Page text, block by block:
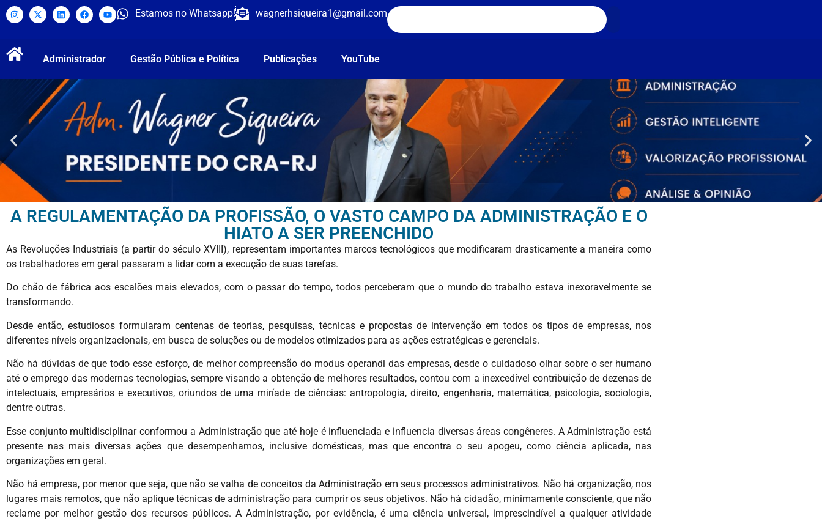
Estamos no Whatsapp! wagnerhsiqueira1@gmail.com
Administrador Gestão Pública e Política Publicações YouTube
A REGULAMENTAÇÃO DA PROFISSÃO, O VASTO CAMPO DA ADMINISTRAÇÃO E O
HIATO A SER PREENCHIDO
As Revoluções Industriais (a partir do século XVIII), representam importantes marcos tecnológicos que modificaram drasticamente a maneira como
os trabalhadores em geral passaram a lidar com a execução de suas tarefas.
Do chão de fábrica aos escalões mais elevados, com o passar do tempo, todos perceberam que o mundo do trabalho estava inexoravelmente se
transformando.
Desde então, estudiosos formularam centenas de teorias, pesquisas, técnicas e propostas de intervenção em todos os tipos de empresas, nos
diferentes níveis organizacionais, em busca de soluções ou de modelos otimizados para as ações estratégicas e gerenciais.
Não há dúvidas de que todo esse esforço, de melhor compreensão do modus operandi das empresas, desde o cuidadoso olhar sobre o ser humano
até o emprego das modernas tecnologias, sempre visando a obtenção de melhores resultados, contou com a inexcedível contribuição de dezenas de
intelectuais, empresários e executivos, oriundos de uma miríade de ciências: antropologia, direito, engenharia, matemática, psicologia, sociologia,
dentre outras.
Esse conjunto multidisciplinar conformou a Administração que até hoje é influenciada e influencia diversas áreas congêneres. A Administração está
presente nas mais diversas ações que desempenhamos, inclusive domésticas, mas que encontra o seu apogeu, como ciência aplicada, nas
organizações em geral.
Não há empresa, por menor que seja, que não se valha de conceitos da Administração em seus processos administrativos. Não há organização, nos
lugares mais remotos, que não aplique técnicas de administração para cumprir os seus objetivos. Não há cidadão, minimamente consciente, que não
reclame por melhor gestão dos recursos públicos. A Administração, por evidência, é uma ciência universal, imprescindível a qualquer atividade